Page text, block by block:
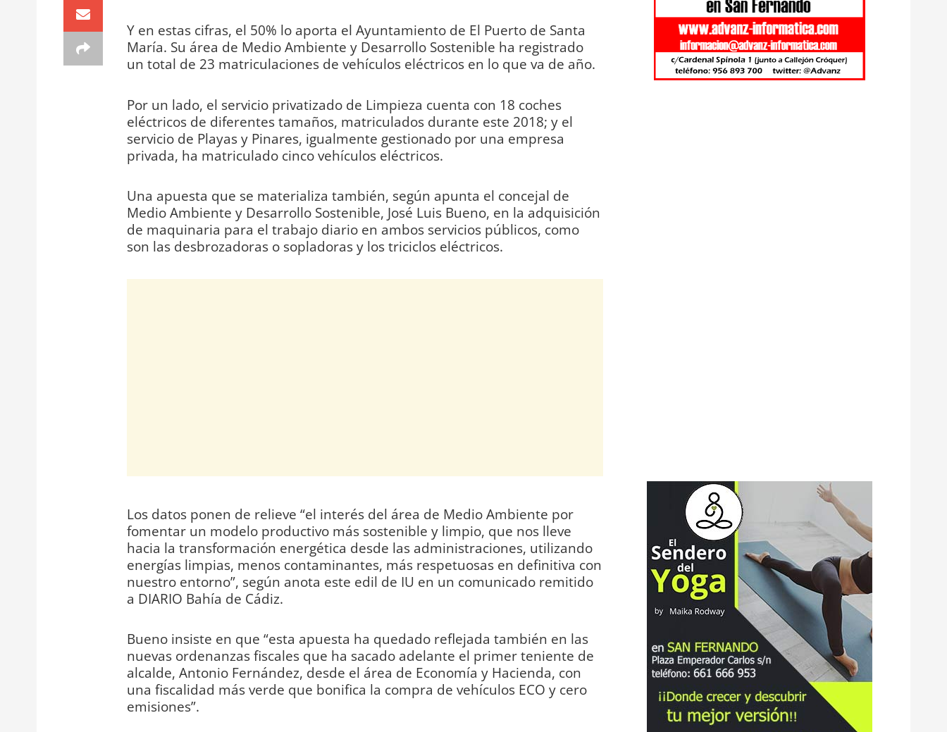
Y en estas cifras, el 50% lo aporta el Ayuntamiento de El Puerto de Santa
María. Su área de Medio Ambiente y Desarrollo Sostenible ha registrado
un total de 23 matriculaciones de vehículos eléctricos en lo que va de año.
Por un lado, el servicio privatizado de Limpieza cuenta con 18 coches
eléctricos de diferentes tamaños, matriculados durante este 2018; y el
servicio de Playas y Pinares, igualmente gestionado por una empresa
privada, ha matriculado cinco vehículos eléctricos.
Una apuesta que se materializa también, según apunta el concejal de
Medio Ambiente y Desarrollo Sostenible, José Luis Bueno, en la adquisición
de maquinaria para el trabajo diario en ambos servicios públicos, como
son las desbrozadoras o sopladoras y los triciclos eléctricos.
Los datos ponen de relieve “el interés del área de Medio Ambiente por
fomentar un modelo productivo más sostenible y limpio, que nos lleve
hacia la transformación energética desde las administraciones, utilizando
energías limpias, menos contaminantes, más respetuosas en definitiva con
nuestro entorno”, según anota este edil de IU en un comunicado remitido
a DIARIO Bahía de Cádiz.
Bueno insiste en que “esta apuesta ha quedado reflejada también en las
nuevas ordenanzas fiscales que ha sacado adelante el primer teniente de
alcalde, Antonio Fernández, desde el área de Economía y Hacienda, con
una fiscalidad más verde que bonifica la compra de vehículos ECO y cero
emisiones”.